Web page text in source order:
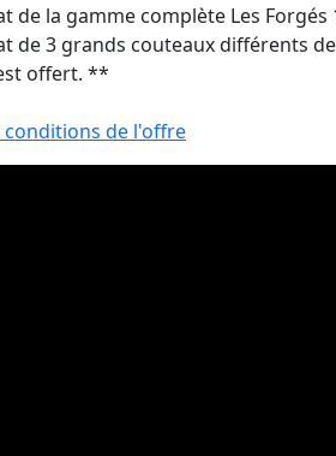
de la gamme complète Les
de 3 grands couteaux différents
offert. **
conditions de l'offre